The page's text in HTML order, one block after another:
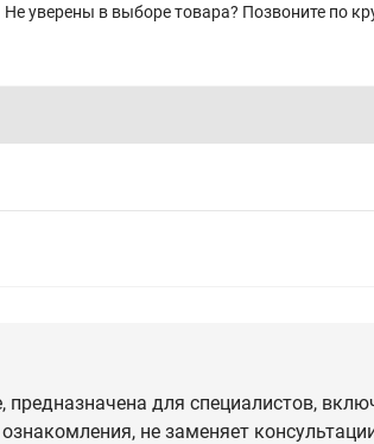
Не уверены в выборе товара? Позвоните по
для специалистов,
не заменяет